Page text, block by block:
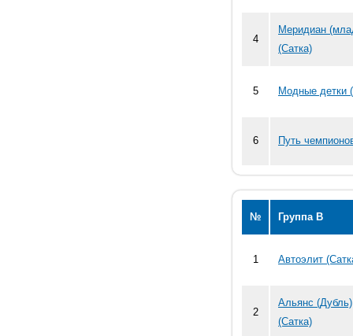
4
Меридиан
(Сатка)
5 Модные детки
6 Путь
№ Группа В
1 Автоэлит
2
Альянс (Дубль)
(Сатка)